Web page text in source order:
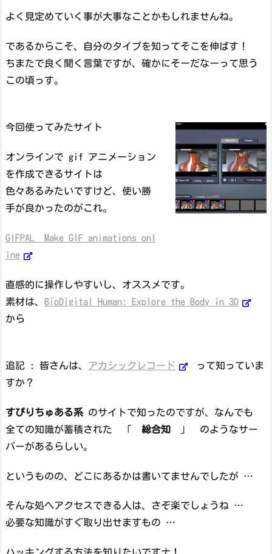
よく見定めていく事が大事なことかもしれませんね。
であるからこそ、自分のタイプを知ってそこを伸ばす！
ちまたで良く聞く言葉ですが、確かにそーだなーって思う
この頃っす。
今回使ってみたサイト
オンラインで gif アニメーション
を作成できるサイトは
色々あるみたいですけど、使い勝
手が良かったのがこれ。
GIFPAL Make GIF animations onl
ine
直感的に操作しやすいし、オススメです。
素材は、 BioDigital Human: Explore the Body in 3D
から
追記 : 皆さんは、 アカシックレコード
って知っていま
すか？
すぴりちゅある系 のサイトで知ったのですが、なんでも
全ての知識が蓄積された 「 総合知 」 のようなサー
バーがあるらしい。
というものの、どこにあるかは書いてませんでしたが …
そんな処へアクセスできる人は、さぞ楽でしょうね …
必要な知識がすぐ取り出せますもの …